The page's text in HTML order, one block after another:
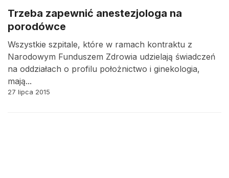
Trzeba zapewnić anestezjologa na
porodówce
Wszystkie szpitale, które w ramach kontraktu z
Narodowym Funduszem Zdrowia udzielają świadczeń
na oddziałach o profilu położnictwo i ginekologia,
mają...
27 lipca 2015